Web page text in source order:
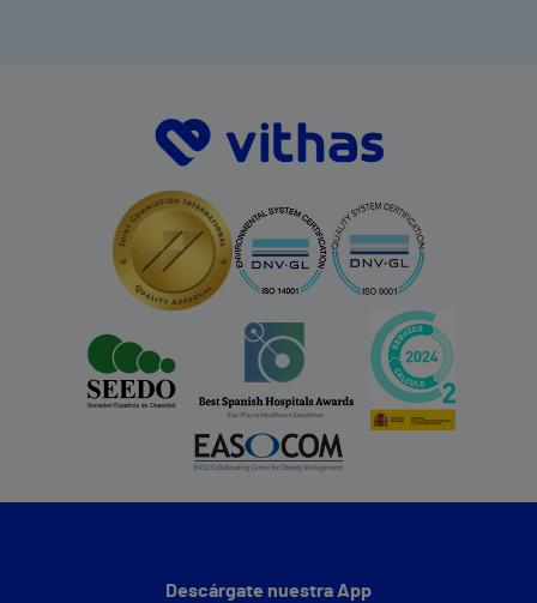
Descárgate nuestra App